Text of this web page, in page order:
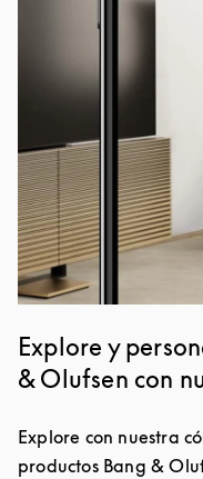
Explore y
& Olufsen con
Explore con nuestra
productos Bang &